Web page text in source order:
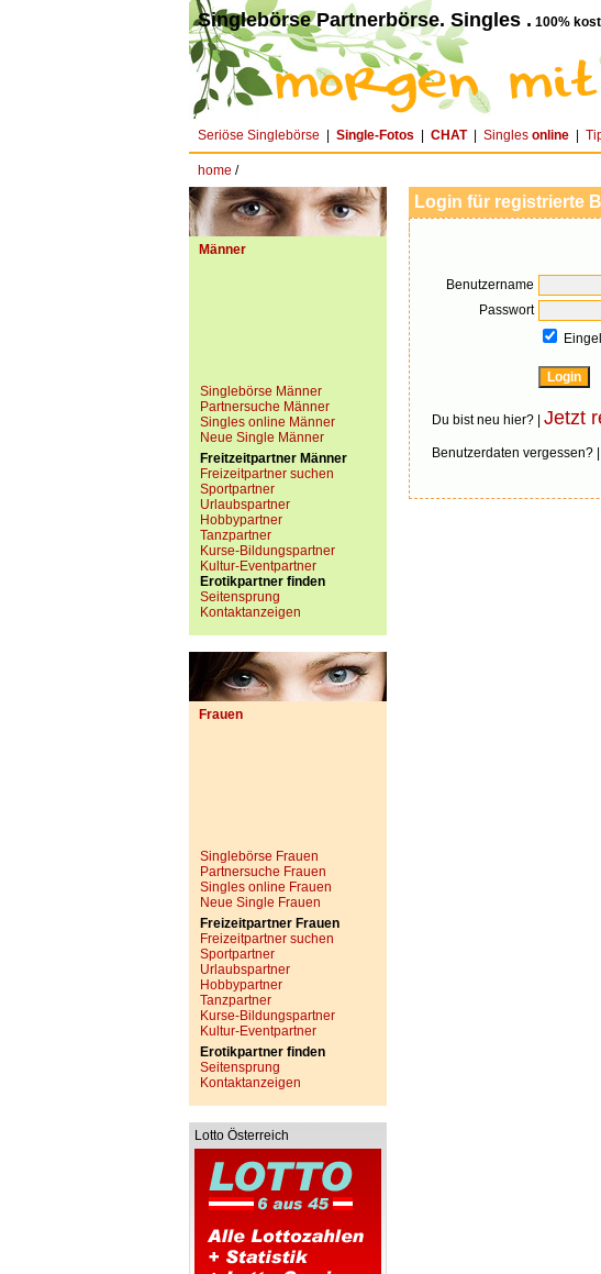
Singlebörse Partnerbörse. Singles . 100%
Seriöse Singlebörse Single-Fotos CHAT| Singles online
home /
Männer
Singlebörse Männer
Partnersuche Männer
Singles online Männer
Neue Single Männer
Freitzeitpartner Männer
Freizeitpartner suchen
Sportpartner
Urlaubspartner
Hobbypartner
Tanzpartner
Kurse-Bildungspartner
Kultur-Eventpartner
Erotikpartner finden
Seitensprung
Kontaktanzeigen
Frauen
Singlebörse Frauen
Partnersuche Frauen
Singles online Frauen
Neue Single Frauen
Freizeitpartner Frauen
Freizeitpartner suchen
Sportpartner
Urlaubspartner
Hobbypartner
Tanzpartner
Kurse-Bildungspartner
Kultur-Eventpartner
Erotikpartner finden
Seitensprung
Kontaktanzeigen
Lotto Österreich
Login für registrierte
Benutzername
Passwort
Du bist neu hier? | Jetzt
Benutzerdaten vergessen? |